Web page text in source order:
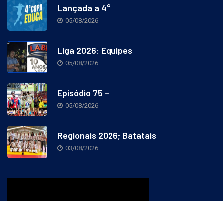
Lançada a 4°
05/08/2026
Liga 2026: Equipes
05/08/2026
Episódio 75 –
05/08/2026
Regionais 2026; Batatais
03/08/2026